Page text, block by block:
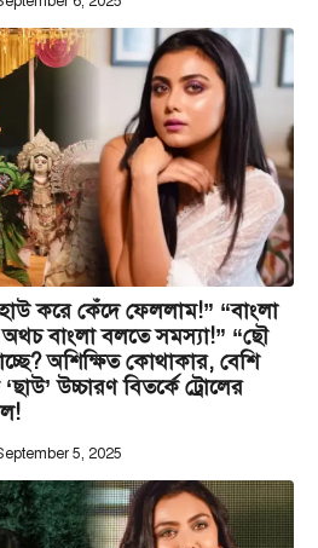
করে কেঁদে ফেললাম!” “বাংলা
বাংলা বলতে সমস্যা!” “ছৌ
অশিক্ষিত কোথাকার, বেশি
উচ্চারণ বিতর্কে ট্রোলের
5, 2025